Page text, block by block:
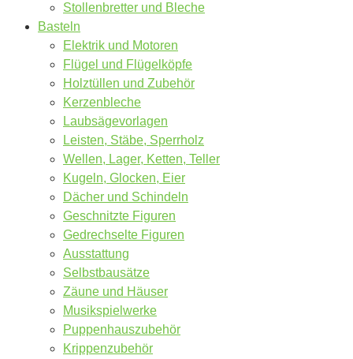
Stollenbretter und Bleche
Basteln
Elektrik und Motoren
Flügel und Flügelköpfe
Holztüllen und Zubehör
Kerzenbleche
Laubsägevorlagen
Leisten, Stäbe, Sperrholz
Wellen, Lager, Ketten, Teller
Kugeln, Glocken, Eier
Dächer und Schindeln
Geschnitzte Figuren
Gedrechselte Figuren
Ausstattung
Selbstbausätze
Zäune und Häuser
Musikspielwerke
Puppenhauszubehör
Krippenzubehör